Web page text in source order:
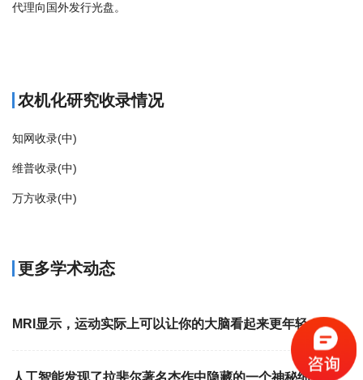
代理向国外发行光盘。
农机化研究收录情况
知网收录(中)
维普收录(中)
万方收录(中)
更多学术动态
MRI显示，运动实际上可以让你的大脑看起来更年轻
人工智能发现了拉斐尔著名杰作中隐藏的一个神秘细节